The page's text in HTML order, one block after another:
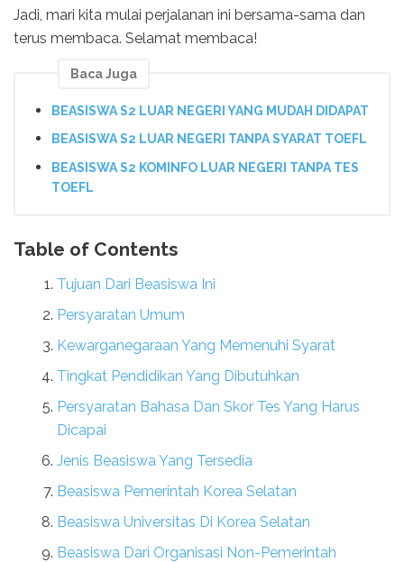
Jadi, mari kita mulai perjalanan ini bersama-sama dan
terus membaca. Selamat membaca!
Baca Juga
BEASISWA S2 LUAR NEGERI YANG MUDAH DIDAPAT
BEASISWA S2 LUAR NEGERI TANPA SYARAT TOEFL
BEASISWA S2 KOMINFO LUAR NEGERI TANPA TES
TOEFL
Table of Contents
Tujuan Dari Beasiswa Ini
Persyaratan Umum
Kewarganegaraan Yang Memenuhi Syarat
Tingkat Pendidikan Yang Dibutuhkan
Persyaratan Bahasa Dan Skor Tes Yang Harus
Dicapai
Jenis Beasiswa Yang Tersedia
Beasiswa Pemerintah Korea Selatan
Beasiswa Universitas Di Korea Selatan
Beasiswa Dari Organisasi Non-Pemerintah